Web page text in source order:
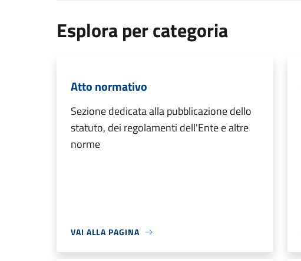
Esplora per categoria
Atto normativo
Sezione dedicata alla pubblicazione dello
statuto, dei regolamenti dell'Ente e altre
norme
VAI ALLA PAGINA